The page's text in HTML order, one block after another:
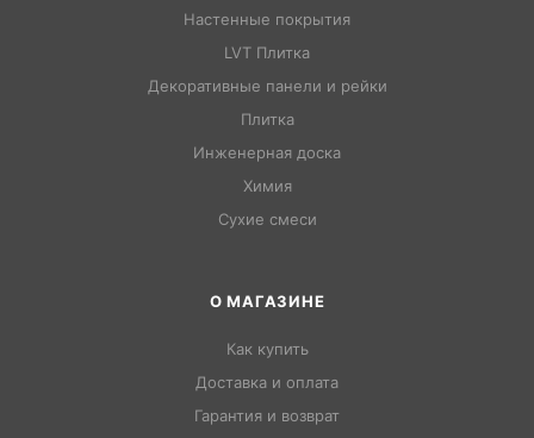
Настенные покрытия
LVT Плитка
Декоративные панели и рейки
Плитка
Инженерная доска
Химия
Сухие смеси
О МАГАЗИНЕ
Как купить
Доставка и оплата
Гарантия и возврат